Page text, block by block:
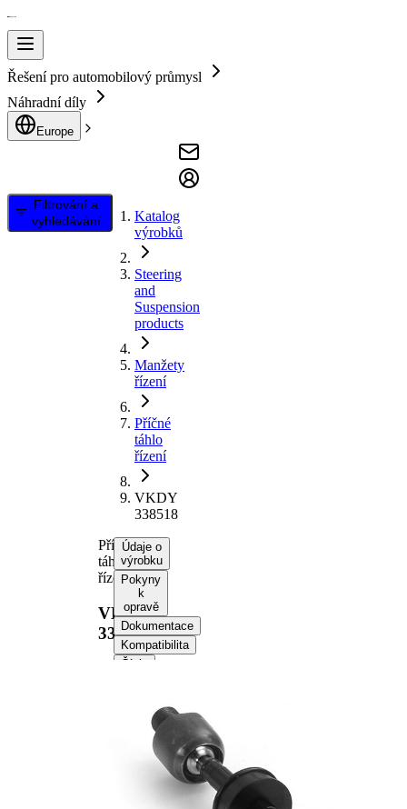
Řešení pro automobilový průmysl
Náhradní díly
Europe
Filtrování a
vyhledávání
Katalog
výrobků
Steering
and
Suspension
products
Manžety
řízení
Příčné
táhlo
řízení
VKDY
338518
Příčné
táhlo
řízení
VKDY
338518
Údaje o
výrobku
Pokyny
k
opravě
Dokumentace
Kompatibilita
Čísla
Informace o výrobku
Vlastnost
Hodnota
381,2 mm
M18 x 1,5